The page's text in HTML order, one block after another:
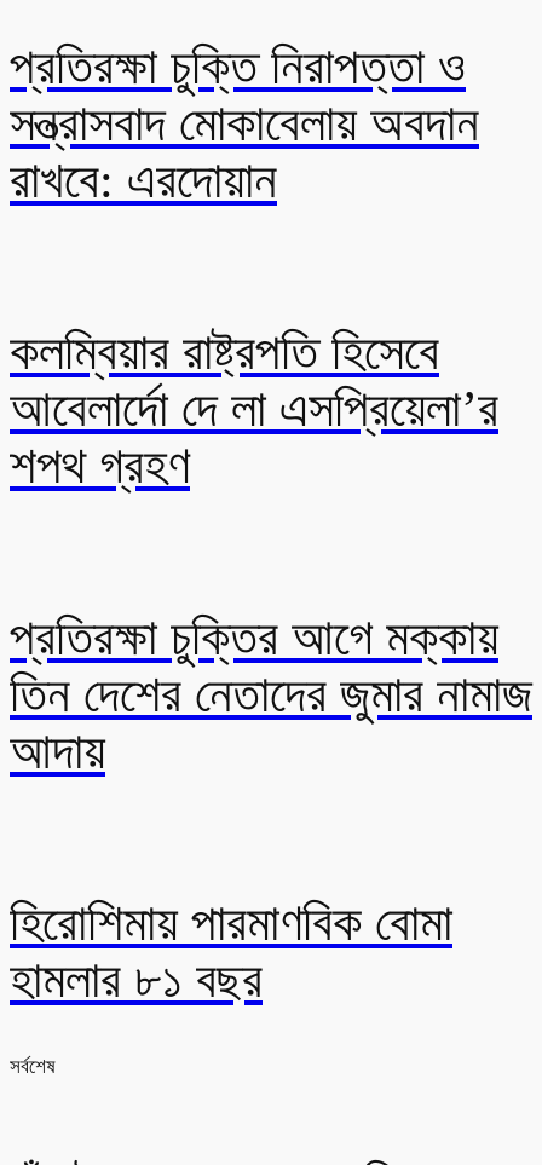
প্রতিরক্ষা চুক্তি নিরাপত্তা ও
সন্ত্রাসবাদ মোকাবেলায় অবদান
রাখবে: এরদোয়ান
কলম্বিয়ার রাষ্ট্রপতি হিসেবে
আবেলার্দো দে লা এসপ্রিয়েলা’র
শপথ গ্রহণ
প্রতিরক্ষা চুক্তির আগে মক্কায়
তিন দেশের নেতাদের জুমার নামাজ
আদায়
হিরোশিমায় পারমাণবিক বোমা
হামলার ৮১ বছর
সর্বশেষ